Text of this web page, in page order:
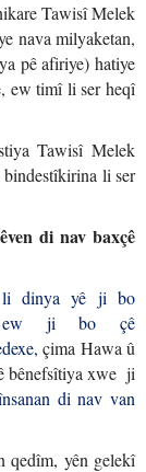
Tawisî Melek
nava milyaketan,
pê afiriye) hatiye
ew timî li ser heqî
Tawisî Melek
li ser
di nav baxçê
li dinya yê ji bo
ew ji bo çê
çima Hawa û
bênefsîtiya xwe ji
di nav van
qedîm, yên gelekî